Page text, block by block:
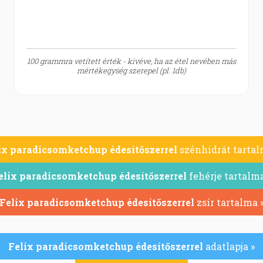
100 grammra vetített érték - kivéve, ha az étel nevében más
mértékegység szerepel (pl. 1db)
paradicsomketchup édesítőszerrel szénhidrát
paradicsomketchup édesítőszerrel fehérje
Felix paradicsomketchup édesítőszerrel zsír tartalma
Felix paradicsomketchup édesítőszerrel adatlapja »